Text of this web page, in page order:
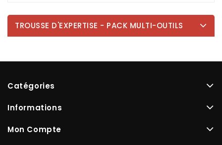
TROUSSE D'EXPERTISE - PACK MULTI-OUTILS
Catégories
Informations
Mon Compte